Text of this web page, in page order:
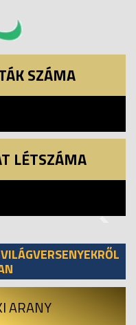
SZÁMA
LÉTSZÁMA
ARANY